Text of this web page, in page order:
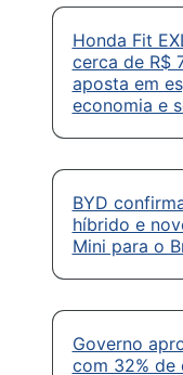
Honda Fit
cerca de R$
aposta em
economia e
BYD
híbrido e
Mini para o
Governo
com 32% de